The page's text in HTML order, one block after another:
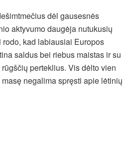
dėl gausesnės
aktyvumo daugėja nutukusių
kad labiausiai Europos
saldus bei riebus maistas ir su
perteklius. Vis dėlto vien
negalima spręsti apie lėtinių